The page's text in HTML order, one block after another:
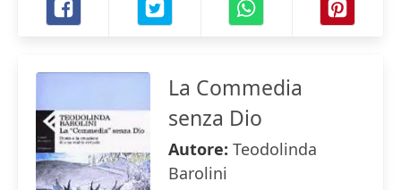
La Commedia
senza Dio
Autore: Teodolinda
Barolini